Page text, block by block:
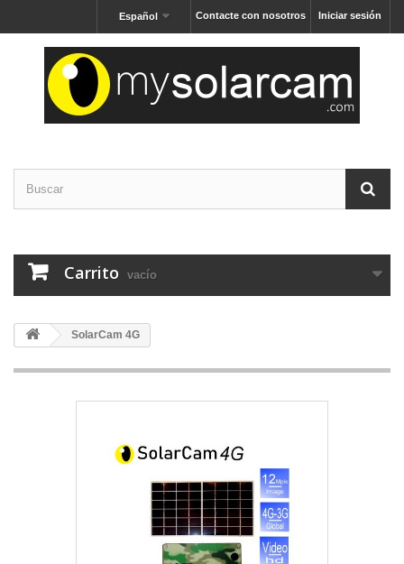
Iniciar sesión
Contacte con nosotros
Español
Carrito vacío
SolarCam 4G